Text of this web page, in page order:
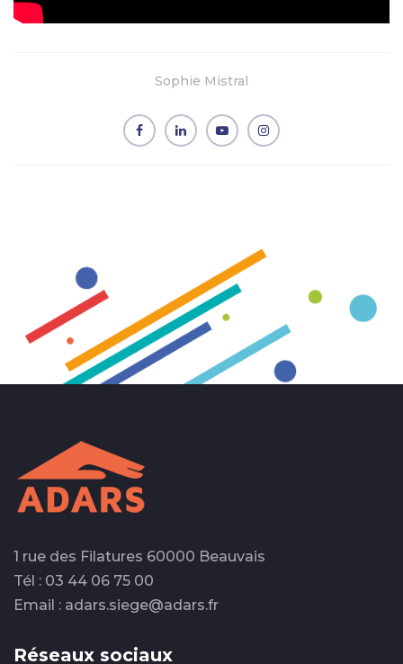
Sophie Mistral
1 rue des Filatures 60000 Beauvais
Tél : 03 44 06 75 00
Email : adars.siege@adars.fr
Réseaux sociaux